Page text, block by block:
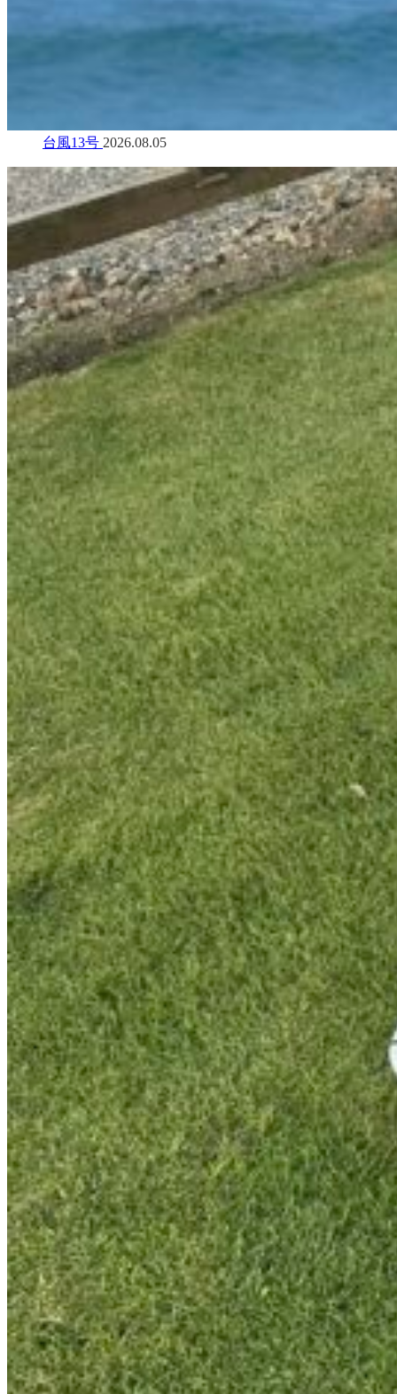
台風13号 2026.08.05